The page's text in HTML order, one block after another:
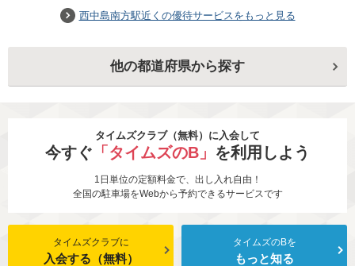
西中島南方駅近くの優待サービスをもっと見る
他の都道府県から探す
タイムズクラブ（無料）に入会して
今すぐ 「タイムズのB」 を利用しよう
1日単位の定額料金で、出し入れ自由！
全国の駐車場をWebから予約できるサービスです
タイムズクラブに
入会する（無料）
タイムズのBを
もっと知る